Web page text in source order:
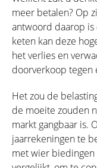
meer betalen? Op
antwoord daarop
keten kan deze
het verlies en
doorverkoop tegen
Het zou de
de moeite zouden
markt gangbaar is.
jaarrekeningen te
met wier